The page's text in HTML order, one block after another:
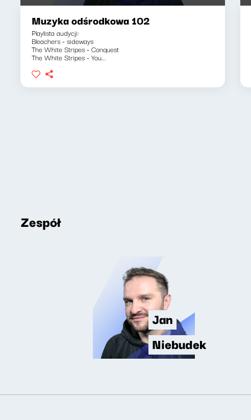
Muzyka odśrodkowa 102
Playlista audycji:
Bleachers - sideways
The White Stripes - Conquest
The White Stripes - You...
Zespół
Jan
Niebudek